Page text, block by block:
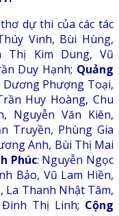
dự thi của các tác
Vinh, Bùi Hùng,
Thị Kim Dung, Vũ
Duy Hạnh; Quảng
Phượng Toại,
Huy Hoàng, Chu
Nguyễn Văn Kiên,
Truyền, Phùng Gia
Anh, Bùi Thị Mai
Phúc: Nguyễn Ngọc
Bảo, Vũ Lam Hiền,
La Thanh Nhật Tâm,
Thị Linh; Cộng